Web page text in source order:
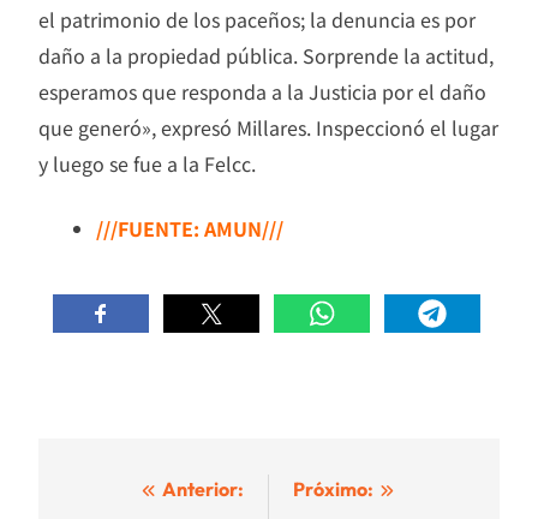
el patrimonio de los paceños; la denuncia es por
daño a la propiedad pública. Sorprende la actitud,
esperamos que responda a la Justicia por el daño
que generó», expresó Millares. Inspeccionó el lugar
y luego se fue a la Felcc.
///FUENTE: AMUN///
Navegación
Anterior:
Próximo: